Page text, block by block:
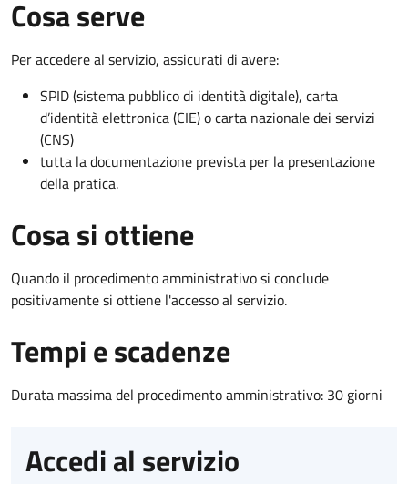
Cosa serve
Per accedere al servizio, assicurati di avere:
SPID (sistema pubblico di identità digitale), carta
d’identità elettronica (CIE) o carta nazionale dei servizi
(CNS)
tutta la documentazione prevista per la presentazione
della pratica.
Cosa si ottiene
Quando il procedimento amministrativo si conclude
positivamente si ottiene l'accesso al servizio.
Tempi e scadenze
Durata massima del procedimento amministrativo: 30 giorni
Accedi al servizio